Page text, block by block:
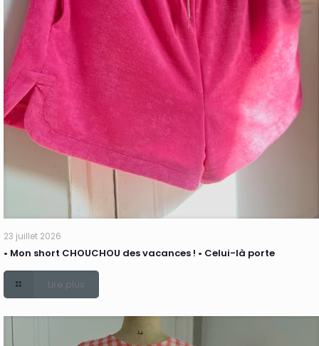
23 juillet 2026
• Mon short CHOUCHOU des vacances ! • Celui-là porte
Lire plus